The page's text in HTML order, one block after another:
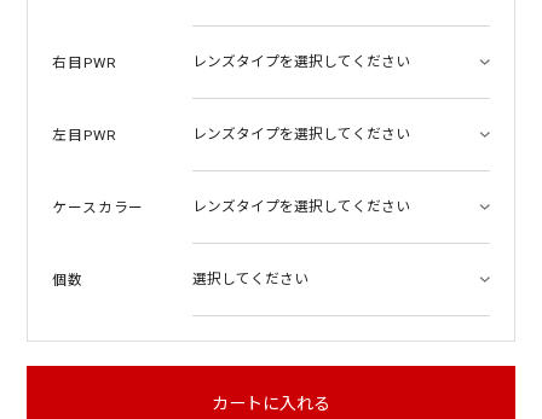
右目PWR
左目PWR
ケースカラー
個数
カートに入れる